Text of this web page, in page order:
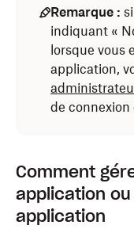
Remarque :
indiquant «
lorsque vous
application,
de connexion
Comment
application
application